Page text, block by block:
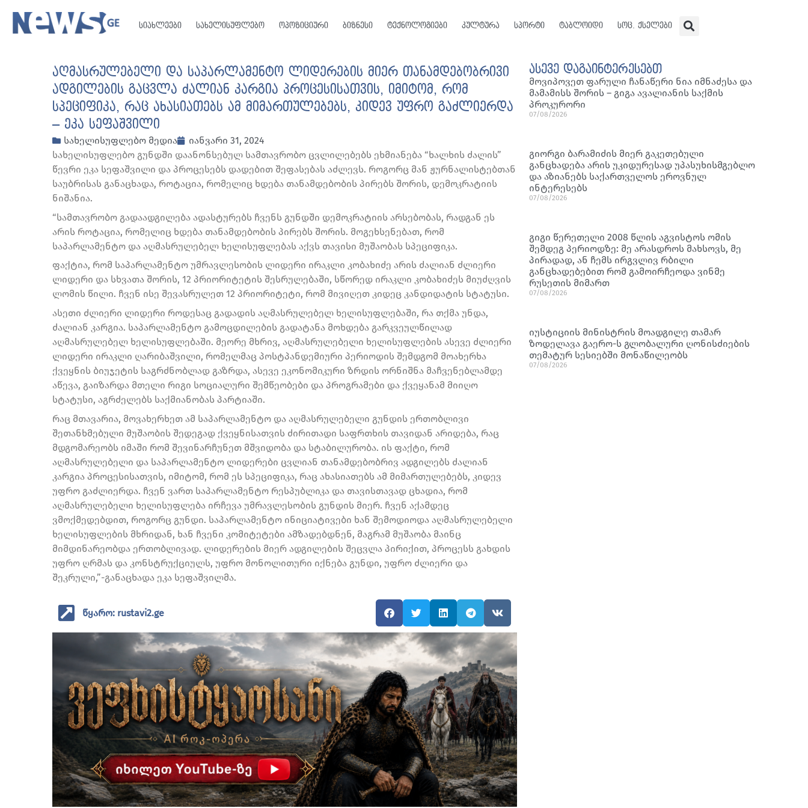
სიახლეები სახელისუფლებო ოპოზიციური ბიზნესი ტექნოლოგიები კულტურა სპორტი ტაბლოიდი სოც. ქსელები
აღმასრულებელი და საპარლამენტო ლიდერების მიერ თანამდებობრივი
ადგილების გაცვლა ძალიან კარგია პროცესისათვის, იმიტომ, რომ
სპეციფიკა, რაც ახასიათებს ამ მიმართულებებს, კიდევ უფრო გაძლიერდა
– ეკა სეფაშვილი
სახელისუფლებო მედია
იანვარი 31, 2024
სახელისუფლებო გუნდში დაანონსებულ სამთავრობო ცვლილებებს ეხმიანება “ხალხის ძალის”
წევრი ეკა სეფაშვილი და პროცესებს დადებით შეფასებას აძლევს. როგორც მან ჟურნალისტებთან
საუბრისას განაცხადა, როტაცია, რომელიც ხდება თანამდებობის პირებს შორის, დემოკრატიის
ნიშანია.
“სამთავრობო გადაადგილება ადასტურებს ჩვენს გუნდში დემოკრატიის არსებობას, რადგან ეს
არის როტაცია, რომელიც ხდება თანამდებობის პირებს შორის. მოგეხსენებათ, რომ
საპარლამენტო და აღმასრულებელ ხელისუფლებას აქვს თავისი მუშაობას სპეციფიკა.
ფაქტია, რომ საპარლამენტო უმრავლესობის ლიდერი ირაკლი კობახიძე არის ძალიან ძლიერი
ლიდერი და სხვათა შორის, 12 პრიორიტეტის შესრულებაში, სწორედ ირაკლი კობახიძეს მიუძღვის
ლომის წილი. ჩვენ ისე შევასრულეთ 12 პრიორიტეტი, რომ მივიღეთ კიდეც კანდიდატის სტატუსი.
ასეთი ძლიერი ლიდერი როდესაც გადადის აღმასრულებელ ხელისუფლებაში, რა თქმა უნდა,
ძალიან კარგია. საპარლამენტო გამოცდილების გადატანა მოხდება გარკვეულწილად
აღმასრულებელ ხელისუფლებაში. მეორე მხრივ, აღმასრულებელი ხელისუფლების ასევე ძლიერი
ლიდერი ირაკლი ღარიბაშვილი, რომელმაც პოსტპანდემიური პერიოდის შემდგომ მოახერხა
ქვეყნის ბიუჯეტის საგრძნობლად გაზრდა, ასევე ეკონომიკური ზრდის ორნიშნა მაჩვენებლამდე
აწევა, გაიზარდა მთელი რიგი სოციალური შემწეობები და პროგრამები და ქვეყანამ მიიღო
სტატუსი, აგრძელებს საქმიანობას პარტიაში.
რაც მთავარია, მოვახერხეთ ამ საპარლამენტო და აღმასრულებელი გუნდის ერთობლივი
შეთანხმებული მუშაობის შედეგად ქვეყნისათვის ძირითადი საფრთხის თავიდან არიდება, რაც
მდგომარეობს იმაში რომ შევინარჩუნეთ მშვიდობა და სტაბილურობა. ის ფაქტი, რომ
აღმასრულებელი და საპარლამენტო ლიდერები ცვლიან თანამდებობრივ ადგილებს ძალიან
კარგია პროცესისათვის, იმიტომ, რომ ეს სპეციფიკა, რაც ახასიათებს ამ მიმართულებებს, კიდევ
უფრო გაძლიერდა. ჩვენ ვართ საპარლამენტო რესპუბლიკა და თავისთავად ცხადია, რომ
აღმასრულებელი ხელისუფლება ირჩევა უმრავლესობის გუნდის მიერ. ჩვენ აქამდეც
ვმოქმედებდით, როგორც გუნდი. საპარლამენტო ინიციატივები ხან შემოდიოდა აღმასრულებელი
ხელისუფლების მხრიდან, ხან ჩვენი კომიტეტები ამზადებდნენ, მაგრამ მუშაობა მაინც
მიმდინარეობდა ერთობლივად. ლიდერების მიერ ადგილების შეცვლა პირიქით, პროცესს გახდის
უფრო ღრმას და კონსტრუქციულს, უფრო მონოლითური იქნება გუნდი, უფრო ძლიერი და
შეკრული,”-განაცხადა ეკა სეფაშვილმა.
წყარო: rustavi2.ge
ასევე დაგაინტერესებთ
მოვიპოვეთ ფარული ჩანაწერი ნია იმნაძესა და
მამამისს შორის – გიგა ავალიანის საქმის
პროკურორი
07/08/2026
გიორგი ბარამიძის მიერ გაკეთებული
განცხადება არის უკიდურესად უპასუხისმგებლო
და აზიანებს საქართველოს ეროვნულ
ინტერესებს
07/08/2026
გიგი წერეთელი 2008 წლის აგვისტოს ომის
შემდეგ პერიოდზე: მე არასდროს მახსოვს, მე
პირადად, ან ჩემს ირგვლივ რბილი
განცხადებებით რომ გამოირჩეოდა ვინმე
რუსეთის მიმართ
07/08/2026
იუსტიციის მინისტრის მოადგილე თამარ
ზოდელავა გაერო-ს გლობალური ღონისძიების
თემატურ სესიებში მონაწილეობს
07/08/2026